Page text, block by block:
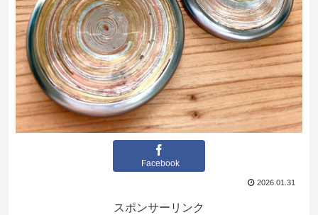
Facebook
2026.01.31
スポンサーリンク